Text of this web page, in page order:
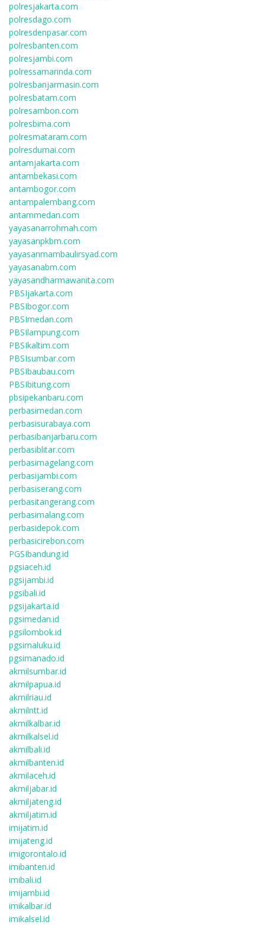
polresjakarta.com
polresdago.com
polresdenpasar.com
polresbanten.com
polresjambi.com
polressamarinda.com
polresbanjarmasin.com
polresbatam.com
polresambon.com
polresbima.com
polresmataram.com
polresdumai.com
antamjakarta.com
antambekasi.com
antambogor.com
antampalembang.com
antammedan.com
yayasanarrohmah.com
yayasanpkbm.com
yayasanmambaulirsyad.com
yayasanabm.com
yayasandharmawanita.com
PBSIjakarta.com
PBSIbogor.com
PBSImedan.com
PBSIlampung.com
PBSIkaltim.com
PBSIsumbar.com
PBSIbaubau.com
PBSIbitung.com
pbsipekanbaru.com
perbasimedan.com
perbasisurabaya.com
perbasibanjarbaru.com
perbasiblitar.com
perbasimagelang.com
perbasijambi.com
perbasiserang.com
perbasitangerang.com
perbasimalang.com
perbasidepok.com
perbasicirebon.com
PGSIbandung.id
pgsiaceh.id
pgsijambi.id
pgsibali.id
pgsijakarta.id
pgsimedan.id
pgsilombok.id
pgsimaluku.id
pgsimanado.id
akmilsumbar.id
akmilpapua.id
akmilriau.id
akmilntt.id
akmilkalbar.id
akmilkalsel.id
akmilbali.id
akmilbanten.id
akmilaceh.id
akmiljabar.id
akmiljateng.id
akmiljatim.id
imijatim.id
imijateng.id
imigorontalo.id
imibanten.id
imibali.id
imijambi.id
imikalbar.id
imikalsel.id